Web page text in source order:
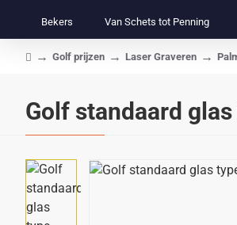
producten...
Bekers Van Schets tot Penning
Golf standaard
Golf prijzen Laser Graveren